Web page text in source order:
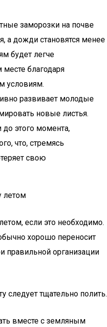
заморозки на почве
а дожди становятся менее
будет легче
месте благодаря
условиям.
развивает молодые
новые листья.
до этого момента,
что, стремясь
свою
летом
если это необходимо.
хорошо переносит
правильной организации
следует тщательно полить.
вместе с земляным